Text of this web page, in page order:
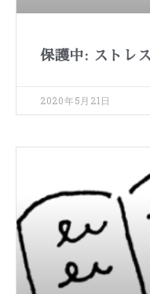
保護中: ストレ
2020年5月21日